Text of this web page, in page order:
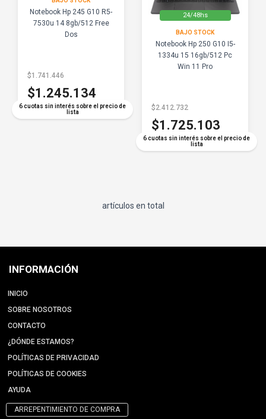
Notebook Hp 245 G10 R5-
7530u 14 8gb/512 Free
Dos
6 cuotas sin interés sobre el precio de
lista
$1.741.446
$1.245.134
24/48hs
BAJO STOCK
Notebook Hp 250 G10 I5-
1334u 15 16gb/512 Pc
Win 11 Pro
6 cuotas sin interés sobre el precio de
lista
$2.412.732
$1.725.103
artículos en total
INFORMACIÓN
INICIO
SOBRE NOSOTROS
CONTACTO
¿DÓNDE ESTAMOS?
POLÍTICAS DE PRIVACIDAD
POLÍTICAS DE COOKIES
AYUDA
ARREPENTIMIENTO DE COMPRA